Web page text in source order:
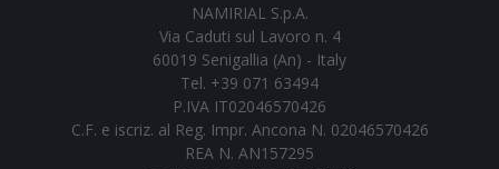
NAMIRIAL S.p.A.
Via Caduti sul Lavoro n. 4
60019 Senigallia (An) - Italy
Tel. +39 071 63494
P.IVA IT02046570426
C.F. e iscriz. al Reg. Impr. Ancona N. 02046570426
REA N. AN157295